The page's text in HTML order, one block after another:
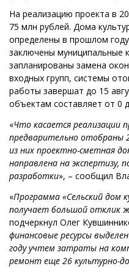
На реализацию проекта в
75 млн рублей. Дома
определены в прошлом
заключены муниципальные
запланированы замена
входных групп, системы
работы завершат до 15
объектам составляет от 0
«Что касается реализации
предварительно отобраны
из них проектно-сметная
направлена на экспертизу,
разработки», – сообщил
«Программа «Сельский дом
получает большой отклик
подчеркнул Олег
финансовые ресурсы
году учтем затраты на
ремонт еще 26 культурно-